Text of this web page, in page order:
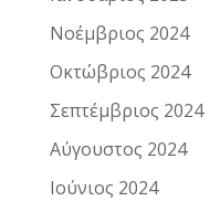
Νοέμβριος 2024
Οκτώβριος 2024
Σεπτέμβριος 2024
Αύγουστος 2024
Ιούνιος 2024